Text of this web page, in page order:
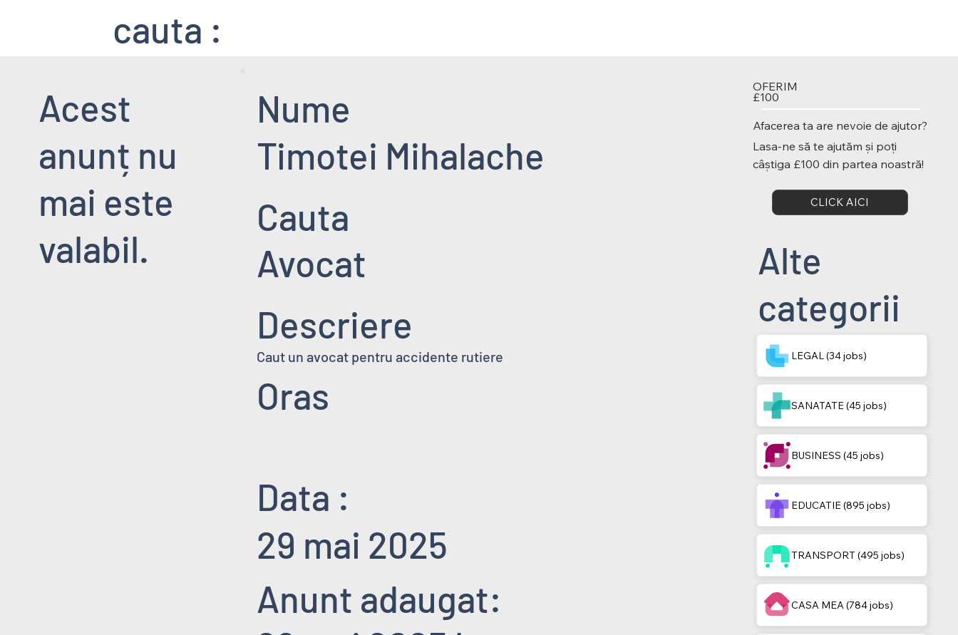
cauta :
Nume
Timotei Mihalache
Cauta
Avocat
Descriere
Caut un avocat pentru accidente rutiere
Oras
Data :
29 mai 2025
Anunt adaugat:
OFERIM
£100
Afacerea ta are nevoie de ajutor?
Lasa-ne să te ajutăm și poți
câștiga £100 din partea noastră!
CLICK AICI
Alte
categorii
LEGAL (34 jobs)
SANATATE (45 jobs)
BUSINESS (45 jobs)
EDUCATIE (895 jobs)
TRANSPORT (495 jobs)
CASA MEA (784 jobs)
Acest
anunț nu
mai este
valabil.